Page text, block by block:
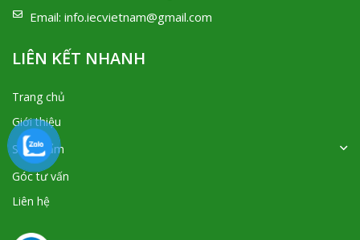
Email: info.iecvietnam@gmail.com
LIÊN KẾT NHANH
Trang chủ
Giới thiệu
Sản phẩm
Góc tư vấn
Liên hệ